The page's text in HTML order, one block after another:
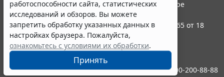
работоспособности сайта, статистических
исследований и обзоров. Вы можете
запретить обработку указанных данных в
настройках браузера. Пожалуйста,
ознакомьтесь с условиями их обработки.
Принять
издания Федеральной службой по надзору в сфере
связи,информационных технологий и массовых
коммуникаций (Роскомнадзором), Эл № ФС77-58365 от 18
июня 2014 года.
16+
Контакты 8-800-200-88-88